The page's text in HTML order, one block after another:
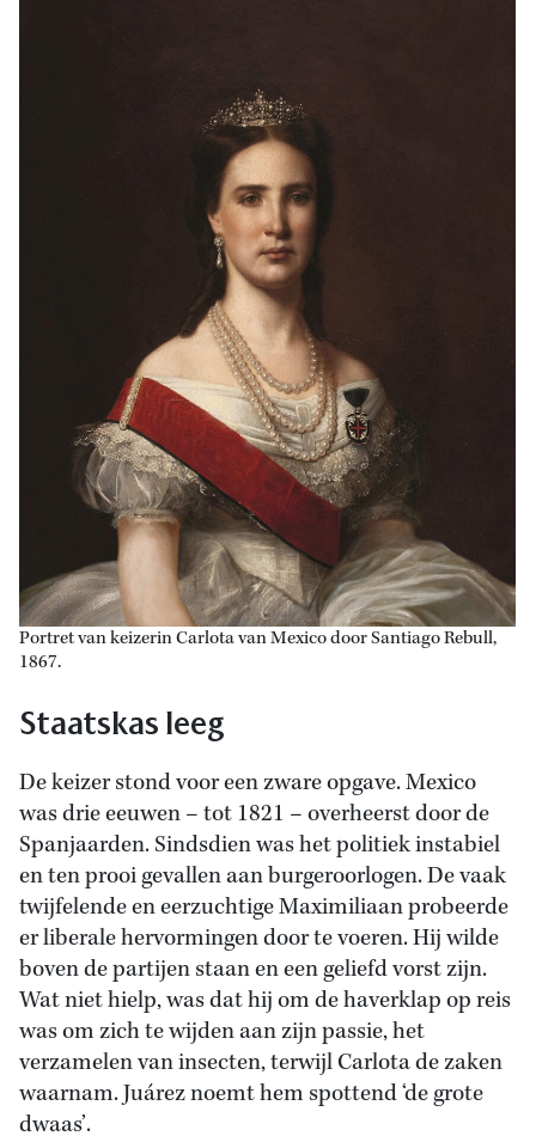
Portret van keizerin Carlota van Mexico door Santiago Rebull,
1867.
Staatskas leeg
De keizer stond voor een zware opgave. Mexico
was drie eeuwen – tot 1821 – overheerst door de
Spanjaarden. Sindsdien was het politiek instabiel
en ten prooi gevallen aan burgeroorlogen. De vaak
twijfelende en eerzuchtige Maximiliaan probeerde
er liberale hervormingen door te voeren. Hij wilde
boven de partijen staan en een geliefd vorst zijn.
Wat niet hielp, was dat hij om de haverklap op reis
was om zich te wijden aan zijn passie, het
verzamelen van insecten, terwijl Carlota de zaken
waarnam. Juárez noemt hem spottend ‘de grote
dwaas’.